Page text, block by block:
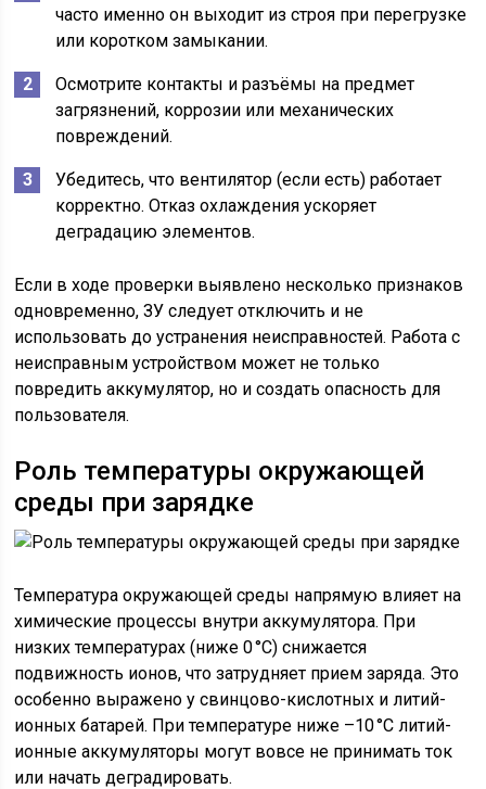
часто именно он выходит из строя при перегрузке
или коротком замыкании.
Осмотрите контакты и разъёмы на предмет
загрязнений, коррозии или механических
повреждений.
Убедитесь, что вентилятор (если есть) работает
корректно. Отказ охлаждения ускоряет
деградацию элементов.
Если в ходе проверки выявлено несколько признаков
одновременно, ЗУ следует отключить и не
использовать до устранения неисправностей. Работа с
неисправным устройством может не только
повредить аккумулятор, но и создать опасность для
пользователя.
Роль температуры окружающей
среды при зарядке
Температура окружающей среды напрямую влияет на
химические процессы внутри аккумулятора. При
низких температурах (ниже 0 °C) снижается
подвижность ионов, что затрудняет прием заряда. Это
особенно выражено у свинцово-кислотных и литий-
ионных батарей. При температуре ниже –10 °C литий-
ионные аккумуляторы могут вовсе не принимать ток
или начать деградировать.